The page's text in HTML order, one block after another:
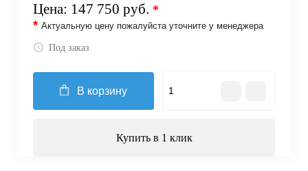
Цена: 147 750 руб. *
* Актуальную цену пожалуйста уточните у менеджера
Под заказ
В корзину
Купить в 1 клик